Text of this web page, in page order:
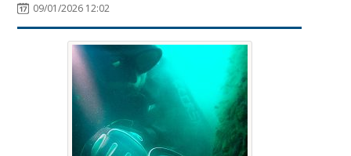
09/01/2026 12:02